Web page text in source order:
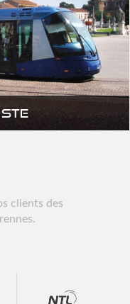
clients des